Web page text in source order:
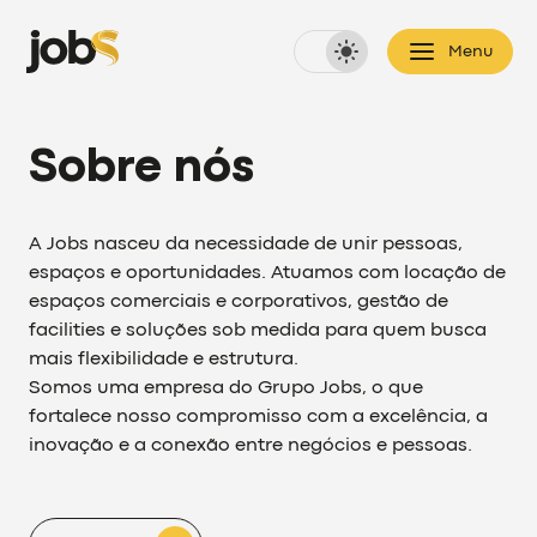
Menu
Sobre nós
A Jobs nasceu da necessidade de unir pessoas,
espaços e oportunidades. Atuamos com locação de
espaços comerciais e corporativos, gestão de
facilities e soluções sob medida para quem busca
mais flexibilidade e estrutura.
Somos uma empresa do Grupo Jobs, o que
fortalece nosso compromisso com a excelência, a
inovação e a conexão entre negócios e pessoas.